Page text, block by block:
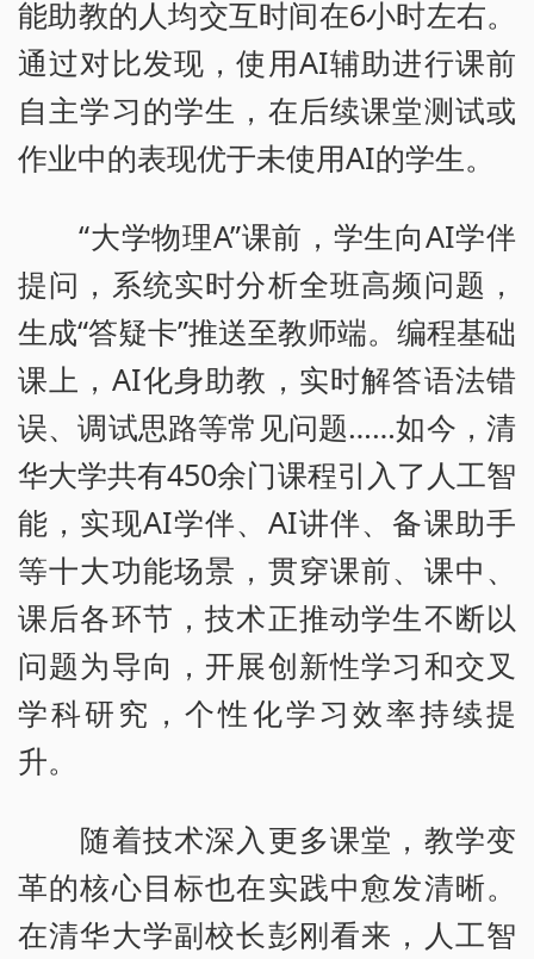
能助教的人均交互时间在6小时左右。
通过对比发现，使用AI辅助进行课前
自主学习的学生，在后续课堂测试或
作业中的表现优于未使用AI的学生。
“大学物理A”课前，学生向AI学伴
提问，系统实时分析全班高频问题，
生成“答疑卡”推送至教师端。编程基础
课上，AI化身助教，实时解答语法错
误、调试思路等常见问题……如今，清
华大学共有450余门课程引入了人工智
能，实现AI学伴、AI讲伴、备课助手
等十大功能场景，贯穿课前、课中、
课后各环节，技术正推动学生不断以
问题为导向，开展创新性学习和交叉
学科研究，个性化学习效率持续提
升。
随着技术深入更多课堂，教学变
革的核心目标也在实践中愈发清晰。
在清华大学副校长彭刚看来，人工智